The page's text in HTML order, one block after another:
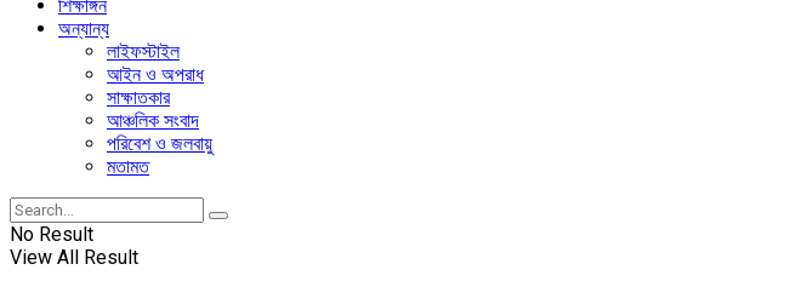
শিক্ষাঙ্গন
অন্যান্য
লাইফস্টাইল
আইন ও অপরাধ
সাক্ষাতকার
আঞ্চলিক সংবাদ
পরিবেশ ও জলবায়ু
মতামত
No Result
View All Result